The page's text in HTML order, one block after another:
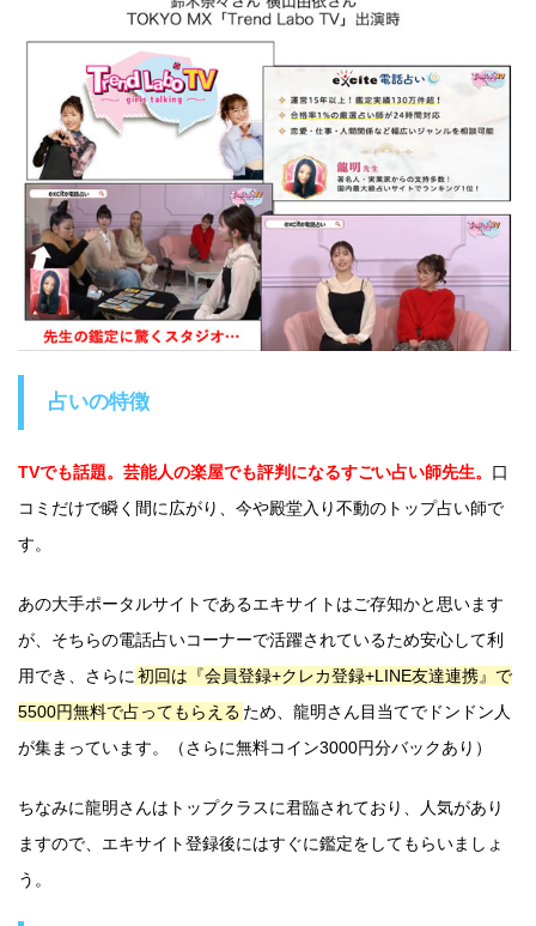
占いの特徴
TVでも話題。芸能人の楽屋でも評判になるすごい占い師先生。 口
コミだけで瞬く間に広がり、今や殿堂入り不動のトップ占い師で
す。
あの大手ポータルサイトであるエキサイトはご存知かと思います
が、そちらの電話占いコーナーで活躍されているため安心して利
用でき、さらに初回は『会員登録+クレカ登録+LINE友達連携』で
5500円無料で占ってもらえる ため、龍明さん目当てでドンドン人
が集まっています。（さらに無料コイン3000円分バックあり）
ちなみに龍明さんはトップクラスに君臨されており、人気があり
ますので、エキサイト登録後にはすぐに鑑定をしてもらいましょ
う。